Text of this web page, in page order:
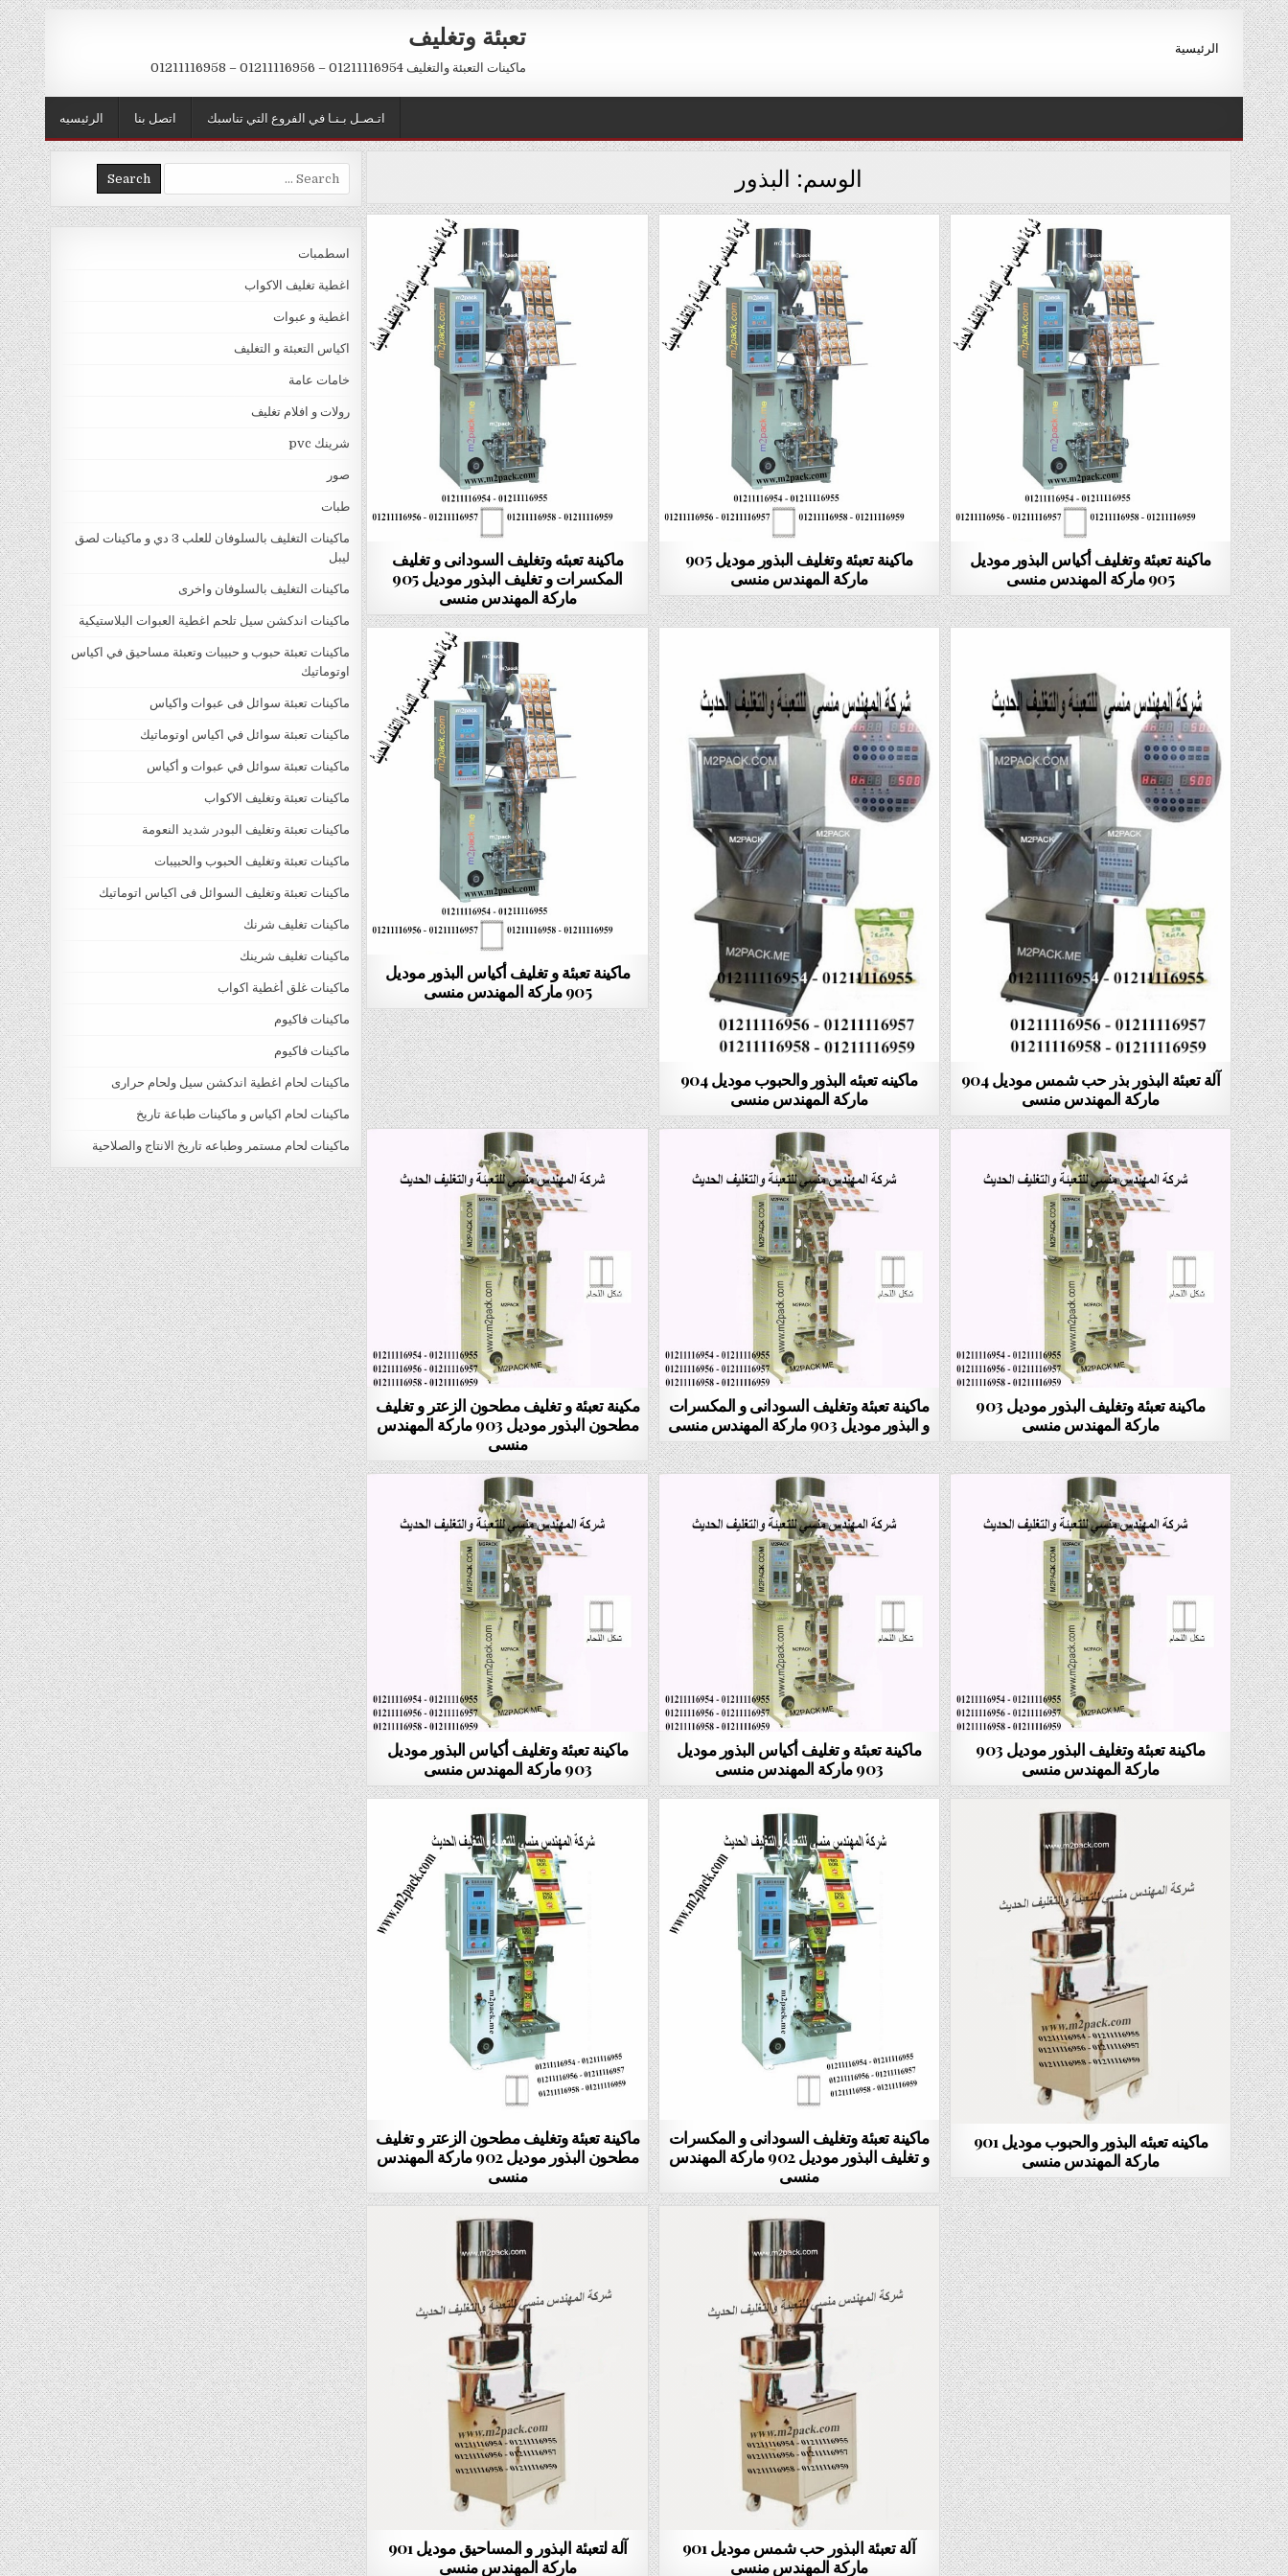
Skip
to
content
تعبئة وتغليف
ماكينات التعبئة والتغليف 01211116954 – 01211116956 – 01211116958
الرئيسية
الرئيسيه اتصل بنا اتـصـل بـنـا في الفروع التي تناسبك
الوسم: البذور
ماكينة تعبئه وتغليف السودانى و تغليف
المكسرات و تغليف البذور موديل 905
ماركة المهندس منسى
ماكينة تعبئة وتغليف البذور موديل 905
ماركة المهندس منسى
ماكينة تعبئة وتغليف أكياس البذور موديل
905 ماركة المهندس منسى
ماكينة تعبئة و تغليف أكياس البذور موديل
905 ماركة المهندس منسى
ماكينه تعبئه البذور والحبوب موديل 904
ماركة المهندس منسى
آلة تعبئة البذور بذر حب شمس موديل 904
ماركة المهندس منسى
مكينة تعبئة و تغليف مطحون الزعتر و تغليف
مطحون البذور موديل 903 ماركة المهندس
منسى
ماكينة تعبئة وتغليف السودانى و المكسرات
و البذور موديل 903 ماركة المهندس منسى
ماكينة تعبئة وتغليف البذور موديل 903
ماركة المهندس منسى
ماكينة تعبئة وتغليف أكياس البذور موديل
903 ماركة المهندس منسى
ماكينة تعبئة و تغليف أكياس البذور موديل
903 ماركة المهندس منسى
ماكينة تعبئة وتغليف البذور موديل 903
ماركة المهندس منسى
ماكينة تعبئة وتغليف مطحون الزعتر و تغليف
مطحون البذور موديل 902 ماركة المهندس
منسى
ماكينة تعبئة وتغليف السودانى و المكسرات
و تغليف البذور موديل 902 ماركة المهندس
منسى
ماكينه تعبئه البذور والحبوب موديل 901
ماركة المهندس منسى
آلة لتعبئة البذور و المساحيق موديل 901
ماركة المهندس منسى
آلة تعبئة البذور حب شمس موديل 901
ماركة المهندس منسى
Search
for:
اسطمبات
اغطية تغليف الاكواب
اغطية و عبوات
اكياس التعبئة و التغليف
خامات عامة
رولات و افلام تغليف
شرينك pvc
صور
طبات
ماكينات التغليف بالسلوفان للعلب 3 دي و ماكينات لصق
ليبل
ماكينات التغليف بالسلوفان واخرى
ماكينات اندكشن سيل تلحم اغطية العبوات البلاستيكية
ماكينات تعبئة حبوب و حبيبات وتعبئة مساحيق في اكياس
اوتوماتيك
ماكينات تعبئة سوائل فى عبوات واكياس
ماكينات تعبئة سوائل في اكياس اوتوماتيك
ماكينات تعبئة سوائل في عبوات و أكياس
ماكينات تعبئة وتغليف الاكواب
ماكينات تعبئة وتغليف البودر شديد النعومة
ماكينات تعبئة وتغليف الحبوب والحبيبات
ماكينات تعبئة وتغليف السوائل فى اكياس اتوماتيك
ماكينات تغليف شرنك
ماكينات تغليف شرينك
ماكينات غلق أغطية اكواب
ماكينات فاكيوم
ماكينات فاكيوم
ماكينات لحام اغطية اندكشن سيل ولحام حرارى
ماكينات لحام اكياس و ماكينات طباعة تاريخ
ماكينات لحام مستمر وطباعه تاريخ الانتاج والصلاحية